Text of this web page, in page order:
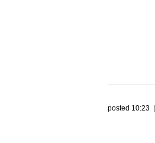
posted 10:23 |